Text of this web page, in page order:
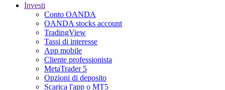
Investi
Conto OANDA
OANDA stocks account
TradingView
Tassi di interesse
App mobile
Cliente professionista
MetaTrader 5
Opzioni di deposito
Scarica l'app o MT5